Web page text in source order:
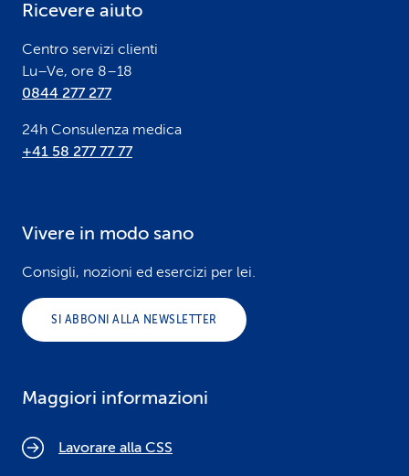
Ricevere aiuto
Centro servizi clienti
Lu–Ve, ore 8–18
0844 277 277
24h Consulenza medica
+41 58 277 77 77
Vivere in modo sano
Consigli, nozioni ed esercizi per lei.
SI ABBONI ALLA NEWSLETTER
Maggiori informazioni
Lavorare alla CSS